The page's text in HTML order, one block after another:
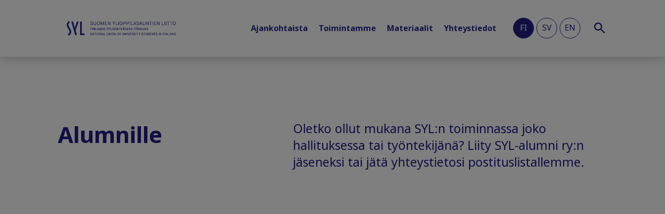
Ajankohtaista Toimintamme Materiaalit Yhteystiedot FI SV EN
Alumnille
Oletko ollut mukana SYL:n toiminnassa joko
hallituksessa tai työntekijänä? Liity SYL-alumni ry:n
jäseneksi tai jätä yhteystietosi postituslistallemme.